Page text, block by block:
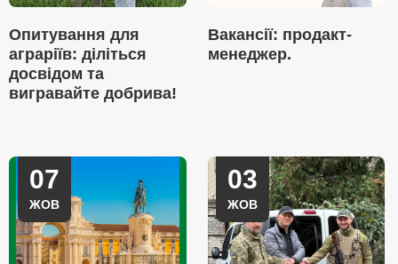
Опитування для
аграріїв: діліться
досвідом та
вигравайте добрива!
Вакансії: продакт-
менеджер.
07
ЖОВ
03
ЖОВ